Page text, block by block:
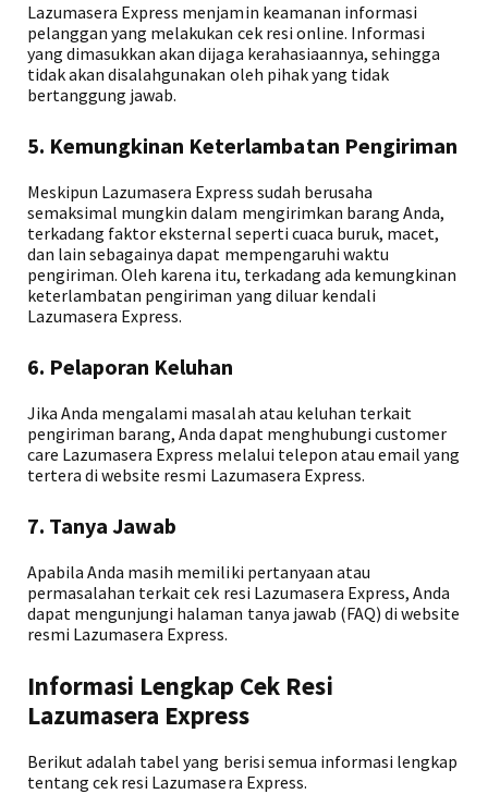
Lazumasera Express menjamin keamanan informasi
pelanggan yang melakukan cek resi online. Informasi
yang dimasukkan akan dijaga kerahasiaannya, sehingga
tidak akan disalahgunakan oleh pihak yang tidak
bertanggung jawab.
5. Kemungkinan Keterlambatan Pengiriman
Meskipun Lazumasera Express sudah berusaha
semaksimal mungkin dalam mengirimkan barang Anda,
terkadang faktor eksternal seperti cuaca buruk, macet,
dan lain sebagainya dapat mempengaruhi waktu
pengiriman. Oleh karena itu, terkadang ada kemungkinan
keterlambatan pengiriman yang diluar kendali
Lazumasera Express.
6. Pelaporan Keluhan
Jika Anda mengalami masalah atau keluhan terkait
pengiriman barang, Anda dapat menghubungi customer
care Lazumasera Express melalui telepon atau email yang
tertera di website resmi Lazumasera Express.
7. Tanya Jawab
Apabila Anda masih memiliki pertanyaan atau
permasalahan terkait cek resi Lazumasera Express, Anda
dapat mengunjungi halaman tanya jawab (FAQ) di website
resmi Lazumasera Express.
Informasi Lengkap Cek Resi
Lazumasera Express
Berikut adalah tabel yang berisi semua informasi lengkap
tentang cek resi Lazumasera Express.